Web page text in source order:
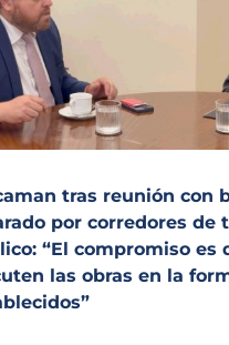
tras reunión con
por corredores de
“El compromiso es
las obras en la